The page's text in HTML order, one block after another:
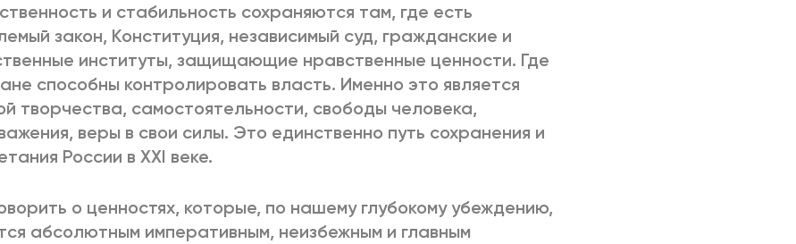
и стабильность сохраняются там, где есть
закон, Конституция, независимый суд, гражданские и
институты, защищающие нравственные ценности. Где
способны контролировать власть. Именно это является
творчества, самостоятельности, свободы человека,
веры в свои силы. Это единственно путь сохранения и
России в ХХI веке.
о ценностях, которые, по нашему глубокому убеждению,
абсолютным императивным, неизбежным и главным